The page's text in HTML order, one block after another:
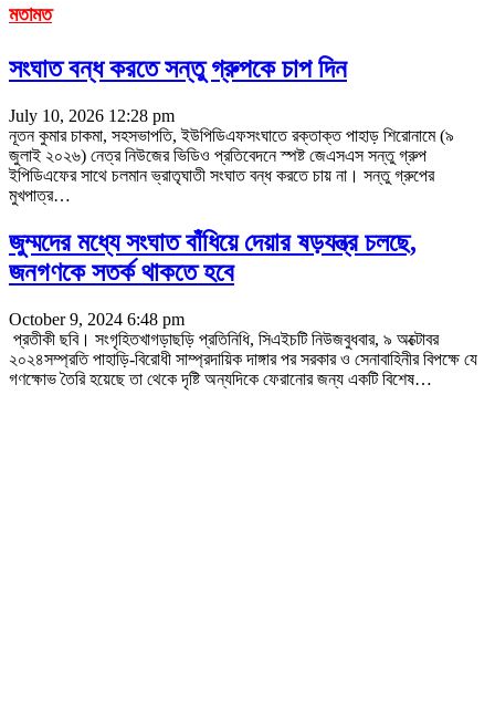
মতামত
সংঘাত বন্ধ করতে সন্তু গ্রুপকে চাপ দিন
July 10, 2026 12:28 pm
নূতন কুমার চাকমা, সহসভাপতি, ইউপিডিএফসংঘাতে রক্তাক্ত পাহাড় শিরোনামে (৯
জুলাই ২০২৬) নেত্র নিউজের ভিডিও প্রতিবেদনে স্পষ্ট জেএসএস সন্তু গ্রুপ
ইপিডিএফের সাথে চলমান ভ্রাতৃঘাতী সংঘাত বন্ধ করতে চায় না। সন্তু গ্রুপের
মুখপাত্র…
জুম্মদের মধ্যে সংঘাত বাঁধিয়ে দেয়ার ষড়যন্ত্র চলছে,
জনগণকে সতর্ক থাকতে হবে
October 9, 2024 6:48 pm
প্রতীকী ছবি। সংগৃহিতখাগড়াছড়ি প্রতিনিধি, সিএইচটি নিউজবুধবার, ৯ অক্টোবর
২০২৪সম্প্রতি পাহাড়ি-বিরোধী সাম্প্রদায়িক দাঙ্গার পর সরকার ও সেনাবাহিনীর বিপক্ষে যে
গণক্ষোভ তৈরি হয়েছে তা থেকে দৃষ্টি অন্যদিকে ফেরানোর জন্য একটি বিশেষ…